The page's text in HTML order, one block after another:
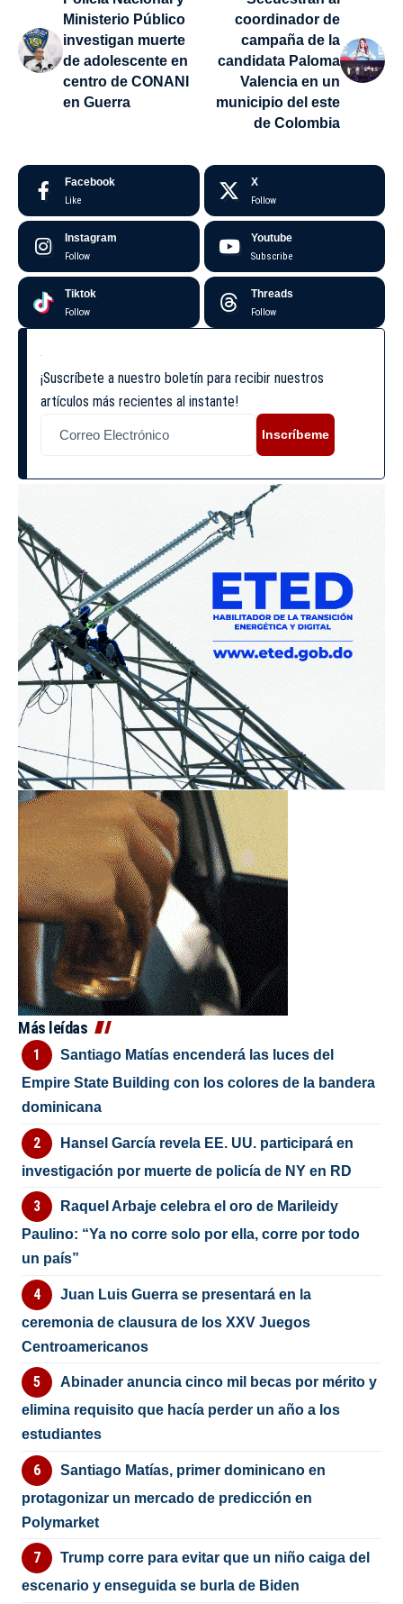
Ministerio Público
investigan muerte
de adolescente en
centro de CONANI
en Guerra
coordinador de
campaña de la
candidata Paloma
Valencia en un
municipio del este
de Colombia
Facebook
Like
X
Follow
Instagram
Follow
Youtube
Subscribe
Tiktok
Follow
Threads
Follow
¡Suscríbete a nuestro boletín para recibir nuestros
artículos más recientes al instante!
Inscríbeme
Más leídas
Santiago Matías encenderá las luces del
Empire State Building con los colores de la bandera
dominicana
Hansel García revela EE. UU. participará en
investigación por muerte de policía de NY en RD
Raquel Arbaje celebra el oro de Marileidy
Paulino: “Ya no corre solo por ella, corre por todo
un país”
Juan Luis Guerra se presentará en la
ceremonia de clausura de los XXV Juegos
Centroamericanos
Abinader anuncia cinco mil becas por mérito y
elimina requisito que hacía perder un año a los
estudiantes
Santiago Matías, primer dominicano en
protagonizar un mercado de predicción en
Polymarket
Trump corre para evitar que un niño caiga del
escenario y enseguida se burla de Biden